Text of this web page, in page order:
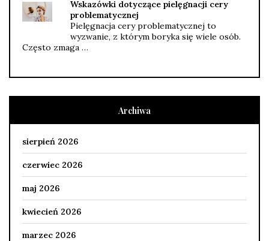
Wskazówki dotyczące pielęgnacji cery
problematycznej
Pielęgnacja cery problematycznej to
wyzwanie, z którym boryka się wiele osób.
Często zmaga …
Archiwa
sierpień 2026
czerwiec 2026
maj 2026
kwiecień 2026
marzec 2026